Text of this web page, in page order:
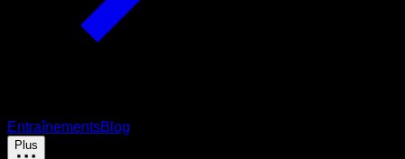
EntraînementsBlog
Plus